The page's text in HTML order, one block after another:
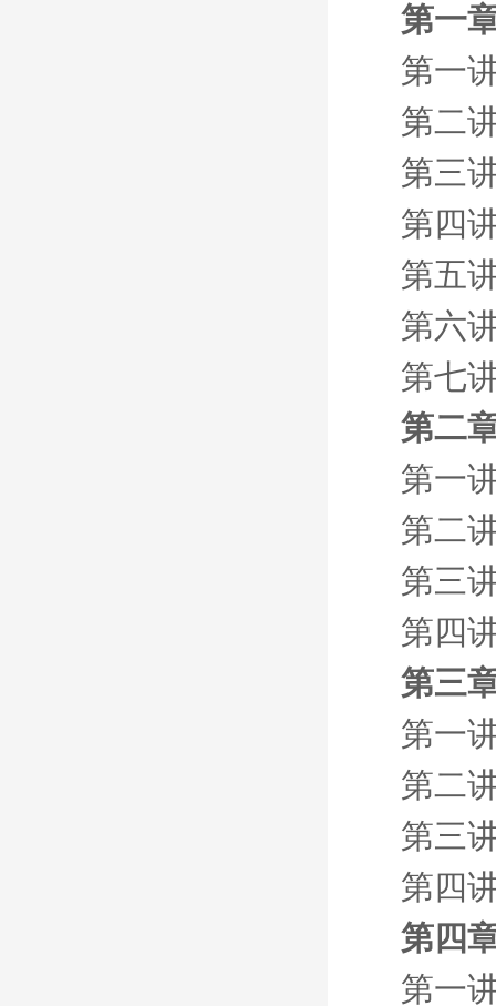
第一
第一
第二
第三
第四
第五
第六
第七
第二
第一
第二
第三
第四
第三
第一
第二
第三
第四
第四
第一